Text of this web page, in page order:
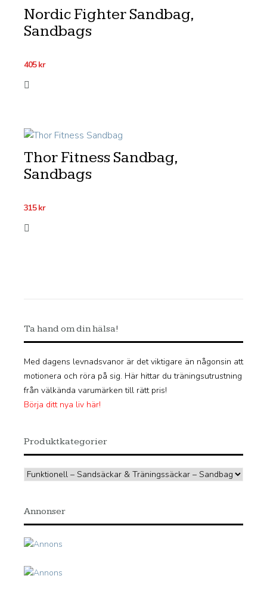
Nordic Fighter Sandbag,
Sandbags
405kr
Thor Fitness Sandbag,
Sandbags
315kr
Ta hand om din hälsa!
Med dagens levnadsvanor är det viktigare än någonsin att
motionera och röra på sig. Här hittar du träningsutrustning
från välkända varumärken till rätt pris!
Börja ditt nya liv här!
Produktkategorier
Annonser